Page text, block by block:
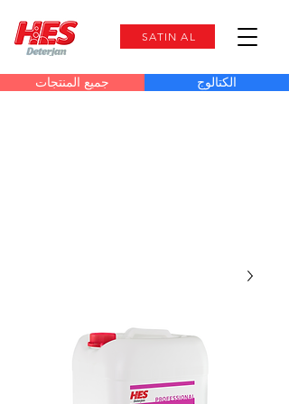
SATIN AL
جميع المنتجات الكتالوج